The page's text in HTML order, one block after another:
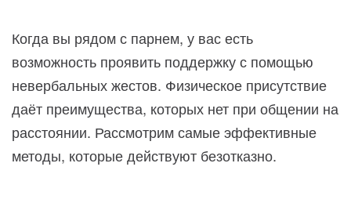
Когда вы рядом с парнем, у вас есть
возможность проявить поддержку с помощью
невербальных жестов. Физическое присутствие
даёт преимущества, которых нет при общении на
расстоянии. Рассмотрим самые эффективные
методы, которые действуют безотказно.